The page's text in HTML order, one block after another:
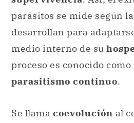
parásitos se mide según
desarrollan para
medio interno de su
proceso es conocido como
parasitismo continuo.
Se llama coevolución al